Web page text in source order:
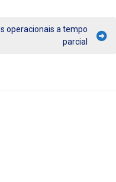
operacionais a tempo
parcial